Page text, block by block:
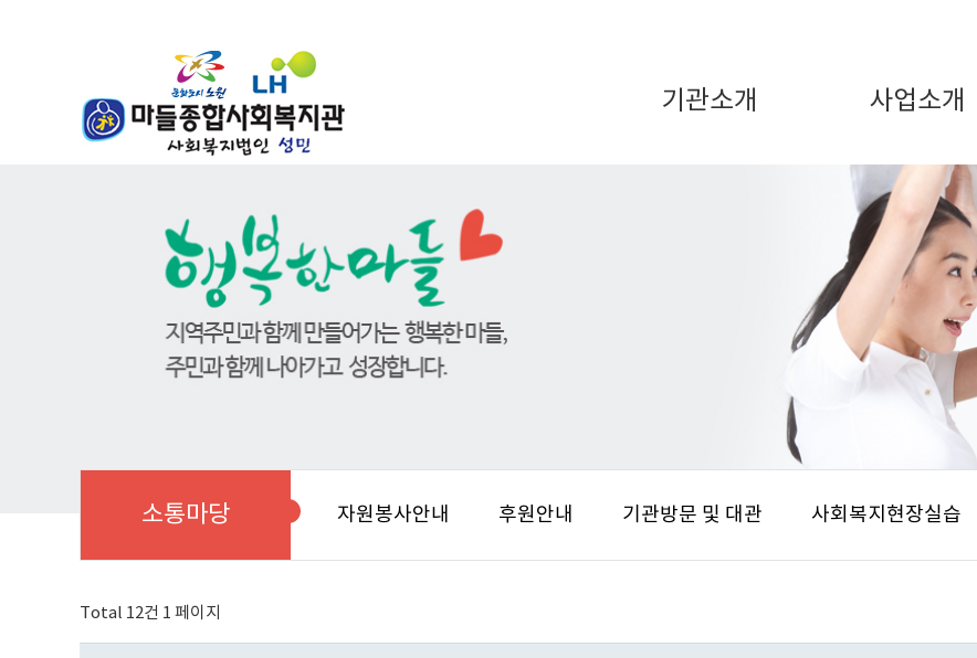
기관소개 사업소개
소통마당 자원봉사안내 후원안내 기관방문 및 대관 사회복지현장실습
Total 12건 1 페이지